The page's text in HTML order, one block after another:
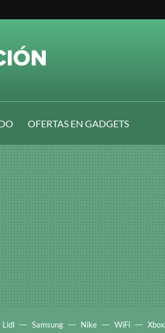
OFERTAS EN GADGETS
Lidl Samsung Nike WiFi Xbox